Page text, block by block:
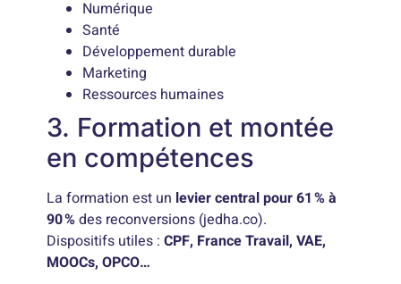
Numérique
Santé
Développement durable
Marketing
Ressources humaines
3. Formation et montée
en compétences
La formation est un levier central pour 61 % à
90 %des reconversions (jedha.co).
Dispositifs utiles :CPF, France Travail, VAE,
MOOCs, OPCO…